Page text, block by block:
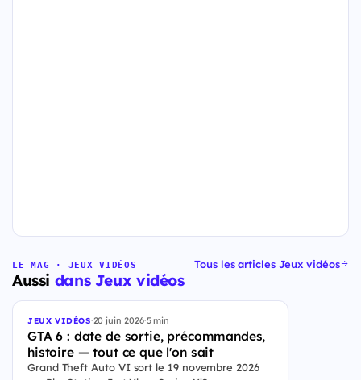
LE MAG · JEUX VIDÉOS
Aussi dans Jeux vidéos
Tous les articles Jeux vidéos
JEUX VIDÉOS·20 juin 2026·5 min
GTA 6 : date de sortie, précommandes,
histoire — tout ce que l'on sait
Grand Theft Auto VI sort le 19 novembre 2026